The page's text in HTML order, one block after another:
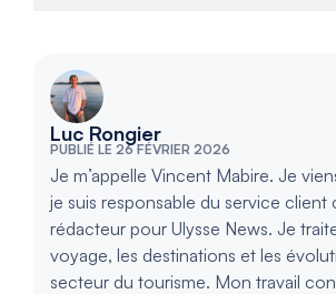
Luc Rongier
PUBLIÉ LE 26 FÉVRIER 2026
Je m’appelle Vincent Mabire. Je
je suis responsable du service client
rédacteur pour Ulysse News. Je
voyage, les destinations et les
secteur du tourisme. Mon travail